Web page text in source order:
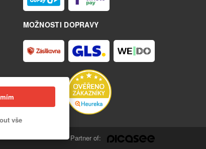
MOŽNOSTI DOPRAVY
Partner of:
vše